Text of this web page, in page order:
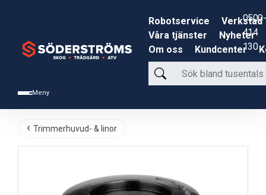
Meny
Robotservice
Verkstad
Våra tjänster
Nyheter
Om oss
Kundcenter
Sök
bland
produkter
0500-
414
130
Trimmerhuvud- & linor